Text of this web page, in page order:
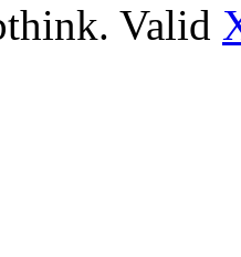
Valid